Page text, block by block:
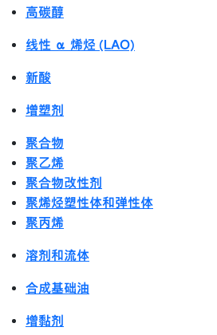
高碳醇
线性 α 烯烃 (LAO)
新酸
增塑剂
聚合物
聚乙烯
聚合物改性剂
聚烯烃塑性体和弹性体
聚丙烯
溶剂和流体
合成基础油
增黏剂